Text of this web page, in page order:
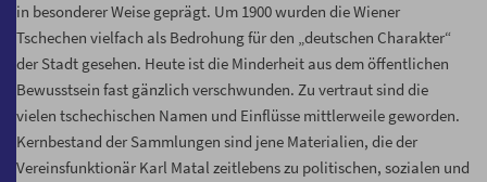
in besonderer Weise geprägt. Um 1900 wurden die Wiener
Tschechen vielfach als Bedrohung für den „deutschen Charakter“
der Stadt gesehen. Heute ist die Minderheit aus dem öffentlichen
Bewusstsein fast gänzlich verschwunden. Zu vertraut sind die
vielen tschechischen Namen und Einflüsse mittlerweile geworden.
Kernbestand der Sammlungen sind jene Materialien, die der
Vereinsfunktionär Karl Matal zeitlebens zu politischen, sozialen und